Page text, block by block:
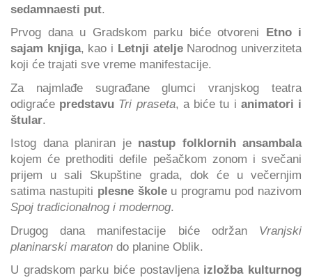
sedamnaesti put.
Prvog dana u Gradskom parku biće otvoreni
Etno i
sajam knjiga, kao i Letnji ateljeNarodnog univerziteta
koji će trajati sve vreme manifestacije.
Za najmlađe sugrađane glumci vranjskog teatra
odigraće predstavu Tri praseta, a biće tu i animatori i
štular.
Istog dana planiran je nastup folklornih ansambala
kojem će prethoditi defile pešačkom zonom i svečani
prijem u sali Skupštine grada, dok će u večernjim
satima nastupiti plesne školeu programu pod nazivom
Spoj tradicionalnog i modernog.
Drugog dana manifestacije biće održan Vranjski
planinarski maraton do planine Oblik.
U gradskom parku biće postavljena izložba kulturnog